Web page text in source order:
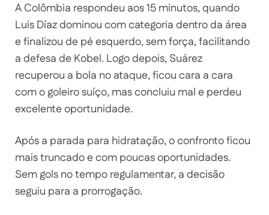
A Colômbia respondeu aos 15 minutos, quando
Luis Díaz dominou com categoria dentro da área
e finalizou de pé esquerdo, sem força, facilitando
a defesa de Kobel. Logo depois, Suárez
recuperou a bola no ataque, ficou cara a cara
com o goleiro suíço, mas concluiu mal e perdeu
excelente oportunidade.
Após a parada para hidratação, o confronto ficou
mais truncado e com poucas oportunidades.
Sem gols no tempo regulamentar, a decisão
seguiu para a prorrogação.